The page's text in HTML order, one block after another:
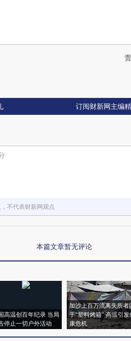
订阅财新网主编
不代表财新网观点
本篇文章暂无评论
高温创百年纪录 当局
停止一切户外活动
加沙上百万流离失所者
于“塑料烤箱” 高温引发
康危机